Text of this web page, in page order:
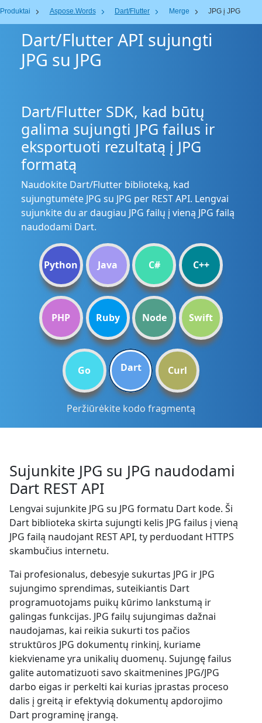
Produktai Aspose.Words Dart/Flutter Merge JPG į JPG
Dart/Flutter API sujungti
JPG su JPG
Dart/Flutter SDK, kad būtų
galima sujungti JPG failus ir
eksportuoti rezultatą į JPG
formatą
Naudokite Dart/Flutter biblioteką, kad
sujungtumėte JPG su JPG per REST API. Lengvai
sujunkite du ar daugiau JPG failų į vieną JPG failą
naudodami Dart.
Python Java C# C++
PHP Ruby Node Swift
Go Dart Curl
Peržiūrėkite kodo fragmentą
Sujunkite JPG su JPG naudodami
Dart REST API
Lengvai sujunkite JPG su JPG formatu Dart kode. Ši
Dart biblioteka skirta sujungti kelis JPG failus į vieną
JPG failą naudojant REST API, ty perduodant HTTPS
skambučius internetu.
Tai profesionalus, debesyje sukurtas JPG ir JPG
sujungimo sprendimas, suteikiantis Dart
programuotojams puikų kūrimo lankstumą ir
galingas funkcijas. JPG failų sujungimas dažnai
naudojamas, kai reikia sukurti tos pačios
struktūros JPG dokumentų rinkinį, kuriame
kiekviename yra unikalių duomenų. Sujungę failus
galite automatizuoti savo skaitmenines JPG/JPG
darbo eigas ir perkelti kai kurias įprastas proceso
dalis į greitą ir efektyvią dokumentų apdorojimo
Dart programinę įrangą.